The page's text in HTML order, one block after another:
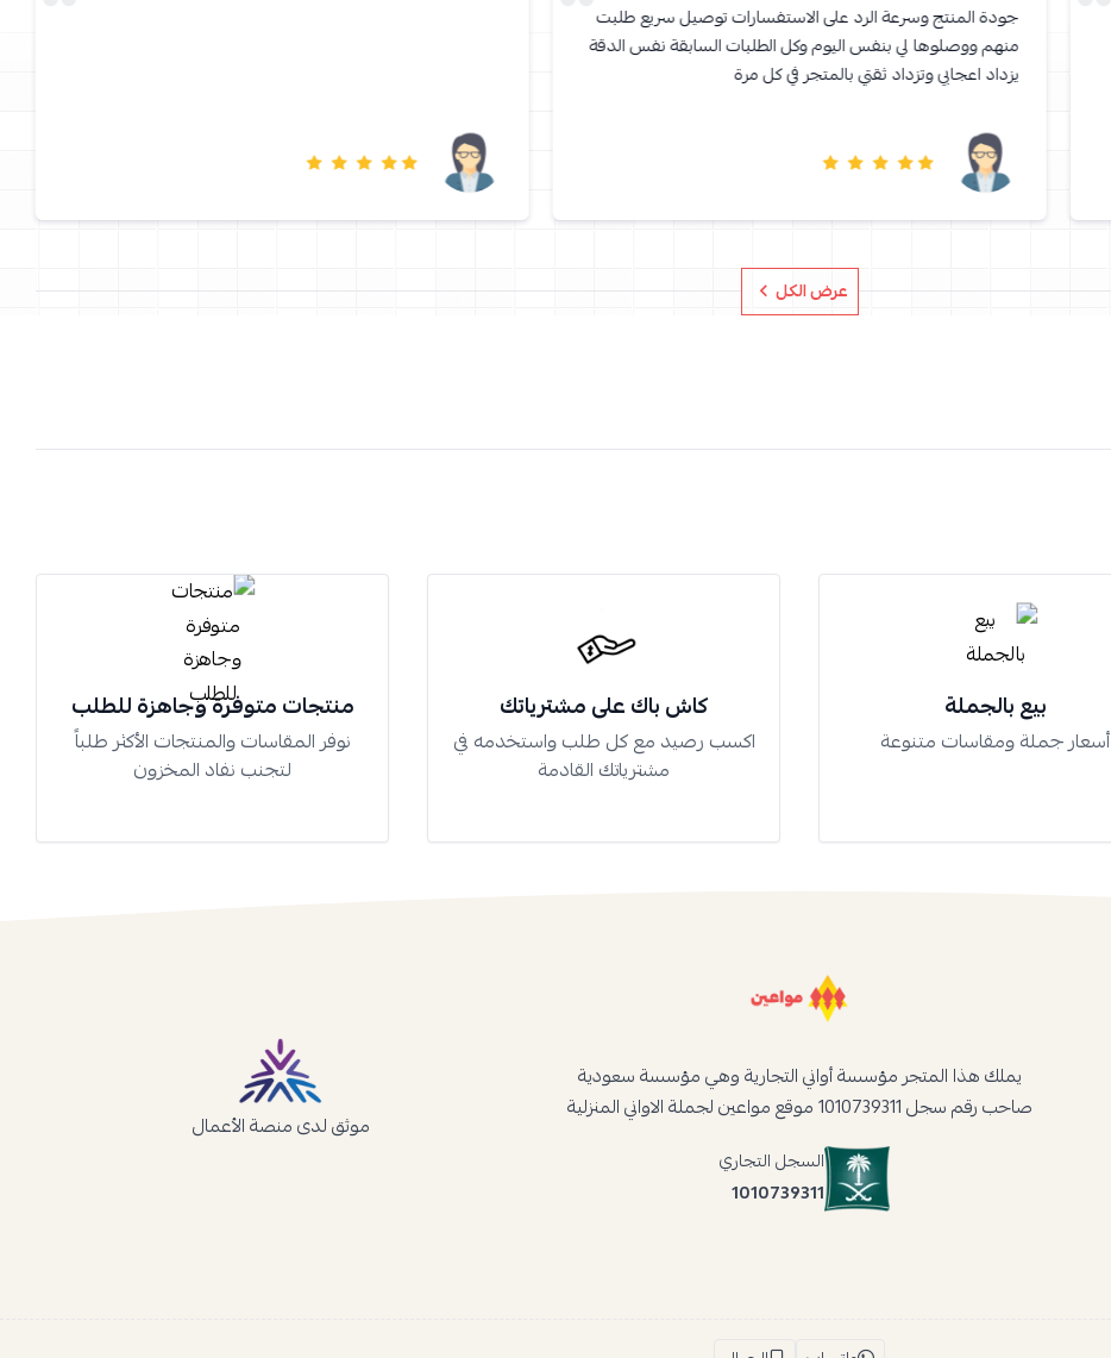
جودة المنتج وسرعة الرد على الاستفسارات توصيل سريع طلبت
منهم ووصلوها لي بنفس اليوم وكل الطلبات السابقة نفس الدقة
يزداد اعجابي وتزداد ثقتي بالمتجر في كل مرة
عرض الكل
بيع بالجملة
أسعار جملة ومقاسات متنوعة
كاش باك على مشترياتك
اكسب رصيد مع كل طلب واستخدمه في
مشترياتك القادمة
منتجات متوفرة وجاهزة للطلب
نوفر المقاسات والمنتجات الأكثر طلباً
لتجنب نفاد المخزون
يملك هذا المتجر مؤسسة أواني التجارية وهي مؤسسة سعودية
صاحب رقم سجل 1010739311 موقع مواعين لجملة الاواني المنزلية
السجل التجاري
1010739311
موثق لدى منصة الأعمال